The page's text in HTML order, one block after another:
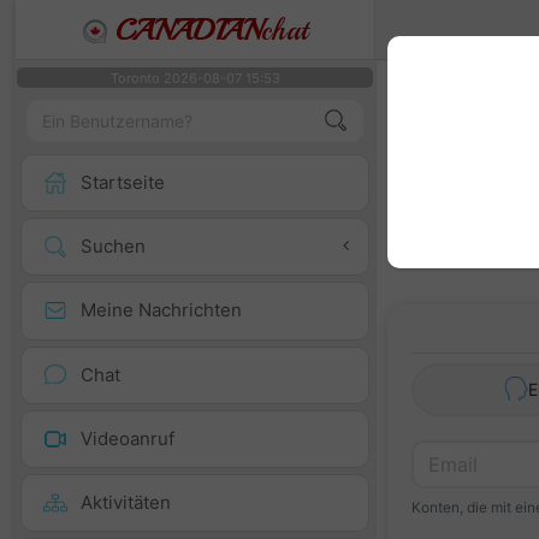
CANADIANchat
Toronto 2026-08-07 15:53
Startseite
Suchen
Meine Nachrichten
Chat
Videoanruf
Aktivitäten
Die
Konten, die mit